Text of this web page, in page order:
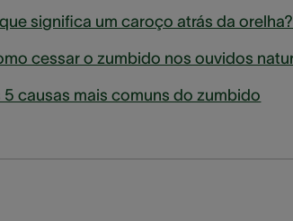
significa um caroço atrás da orelha?
5 causas mais comuns do zumbido